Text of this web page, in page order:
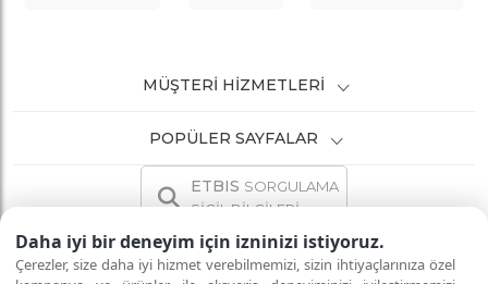
Daha iyi bir deneyim için izninizi istiyoruz.
Çerezler, size daha iyi hizmet verebilmemizi, sizin ihtiyaçlarınıza özel
MÜŞTERI HIZMETLERI
POPÜLER SAYFALAR
ETBIS SORGULAMA
SİCİL BİLGİLERİ